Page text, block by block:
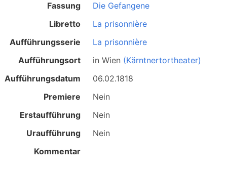
Fassung
Die Gefangene
Libretto
La prisonnière
Aufführungsserie
La prisonnière
Aufführungsort
inWien (Kärntnertortheater)
Aufführungsdatum
06.02.1818
Premiere
Nein
Erstaufführung
Nein
Uraufführung
Nein
Kommentar